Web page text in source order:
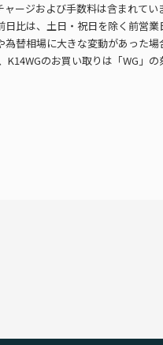
ージおよび手数料は含まれて
比は、土日・祝日を除く前営業
替相場に大きな変動があった
のお買い取りは「WG」